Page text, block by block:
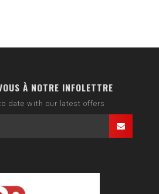
À NOTRE INFOLETTRE
date with our latest offers